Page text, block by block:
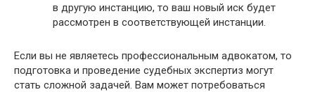
в другую инстанцию, то ваш новый иск будет
рассмотрен в соответствующей инстанции.
Если вы не являетесь профессиональным адвокатом, то
подготовка и проведение судебных экспертиз могут
стать сложной задачей. Вам может потребоваться